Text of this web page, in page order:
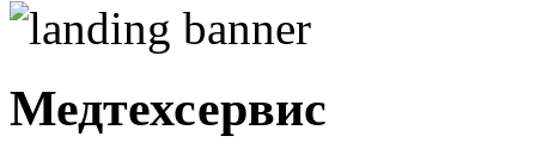
Медтехсервис